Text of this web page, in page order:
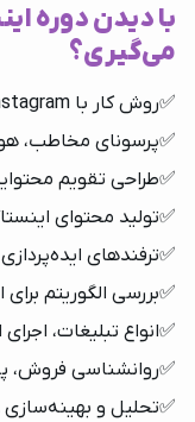
با دیدن دوره
می‌گیری؟
✅روش کار با Instagram از پایه تا پیشرفته
✅پرسونای مخاطب،
✅طراحی تقویم
✅تولید محتوای
✅ترفندهای
✅بررسی الگوریتم
✅انواع تبلیغات،
✅روانشناسی فروش،
✅تحلیل و بهینه‌سازی